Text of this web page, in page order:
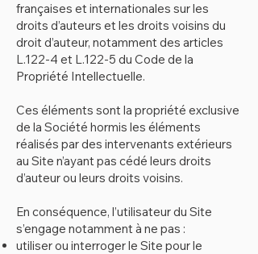
françaises et internationales sur les
droits d’auteurs et les droits voisins du
droit d’auteur, notamment des articles
L.122-4 et L.122-5 du Code de la
Propriété Intellectuelle.
Ces éléments sont la propriété exclusive
de la Société hormis les éléments
réalisés par des intervenants extérieurs
au Site n’ayant pas cédé leurs droits
d’auteur ou leurs droits voisins.
En conséquence, l’utilisateur du Site
s’engage notamment à ne pas :
utiliser ou interroger le Site pour le